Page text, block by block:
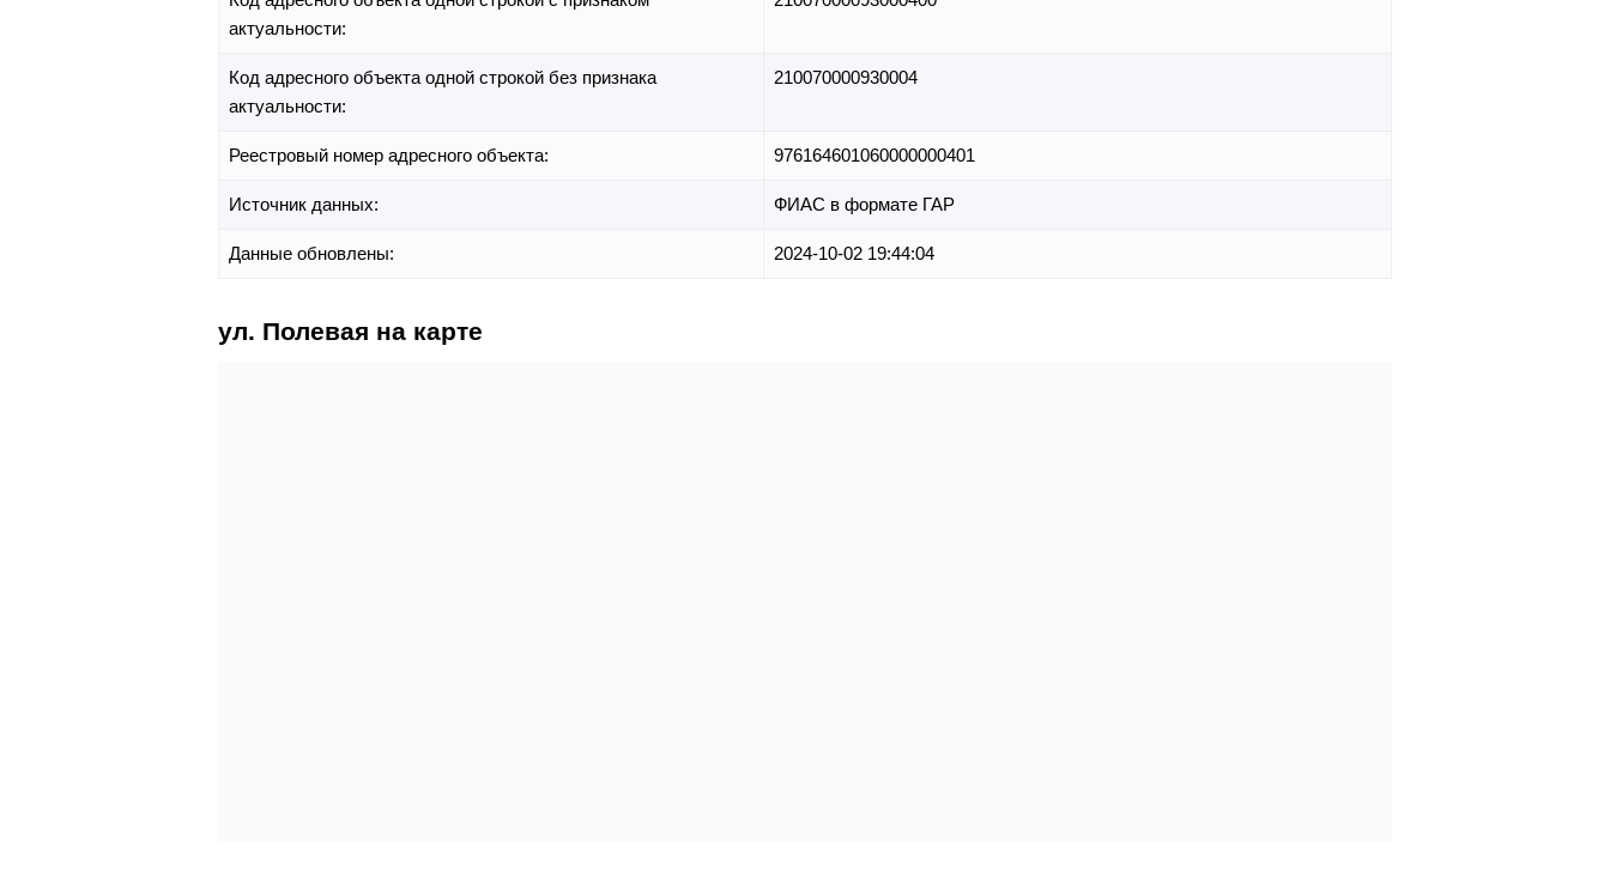
актуальности:
Код адресного объекта одной строкой без признака
актуальности:
210070000930004
Реестровый номер адресного объекта: 976164601060000000401
Источник данных: ФИАС в формате ГАР
Данные обновлены: 2024-10-02 19:44:04
ул. Полевая на карте